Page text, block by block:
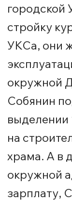
городской
стройку
УКСа, они
окружной
Собянин
выделении
на
храма. А в
окружной
зарплату,